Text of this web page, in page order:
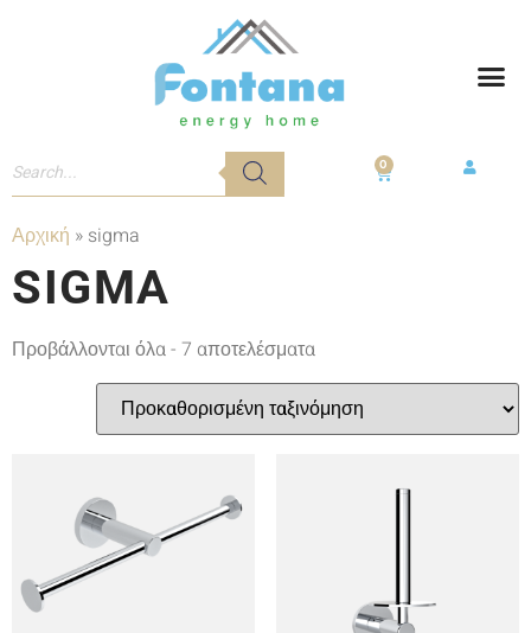
0
Αρχική » sigma
SIGMA
Προβάλλονται όλα - 7 αποτελέσματα